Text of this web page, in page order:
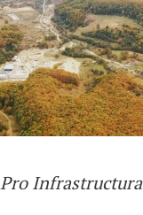
Infrastructura